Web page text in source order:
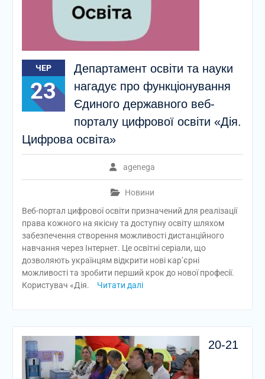
ЧЕР
23
Департамент освіти та науки
нагадує про функціонування
Єдиного державного веб-
порталу цифрової освіти «Дія.
Цифрова освіта»
agenega
Новини
Веб-портал цифрової освіти призначений для реалізації
права кожного на якісну та доступну освіту шляхом
забезпечення створення можливості дистанційного
навчання через Інтернет. Це освітні серіали, що
дозволяють українцям відкрити нові кар’єрні
можливості та зробити перший крок до нової професії.
Користувач «Дія.
Читати далі
20-21